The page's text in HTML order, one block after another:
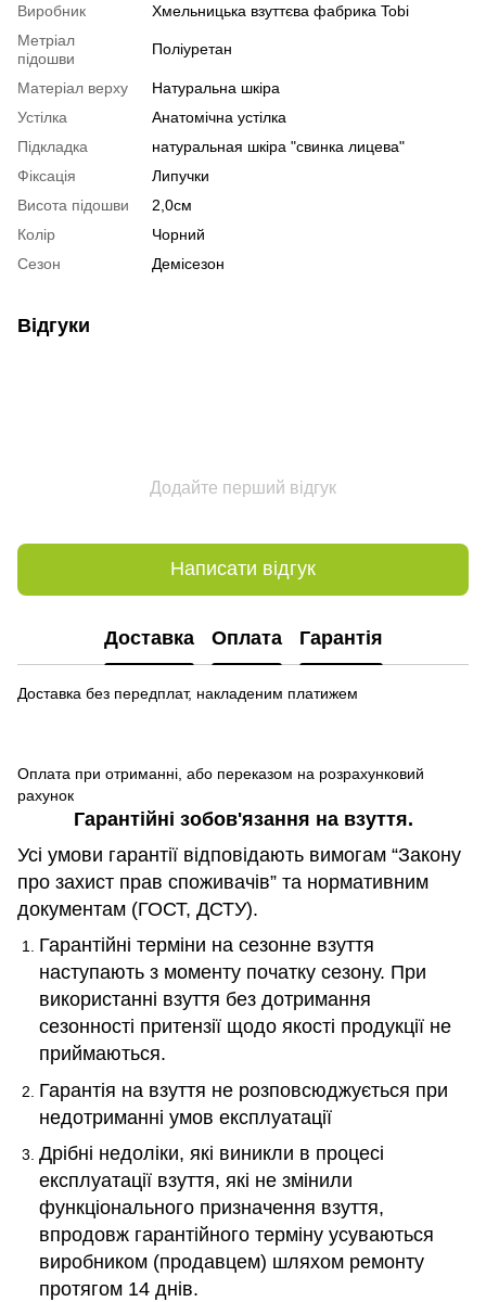
Виробник
Хмельницька взуттєва фабрика Tobi
Метріал
підошви
Поліуретан
Матеріал верху
Натуральна шкіра
Устілка
Анатомічна устілка
Підкладка
натуральная шкіра "свинка лицева"
Фіксація
Липучки
Висота підошви
2,0см
Колір
Чорний
Сезон
Демісезон
Відгуки
Додайте перший відгук
Написати відгук
Доставка Оплата Гарантія
Доставка без передплат, накладеним платижем
Оплата при отриманні, або переказом на розрахунковий
рахунок
Гарантійні зобов'язання на взуття.
Усі умови гарантії відповідають вимогам “Закону
про захист прав споживачів” та нормативним
документам (ГОСТ, ДСТУ).
Гарантійні терміни на сезонне взуття
наступають з моменту початку сезону. При
використанні взуття без дотримання
сезонності притензії щодо якості продукції не
приймаються.
Гарантія на взуття не розповсюджується при
недотриманні умов експлуатації
Дрібні недоліки, які виникли в процесі
експлуатації взуття, які не змінили
функціонального призначення взуття,
впродовж гарантійного терміну усуваються
виробником (продавцем) шляхом ремонту
протягом 14 днів.